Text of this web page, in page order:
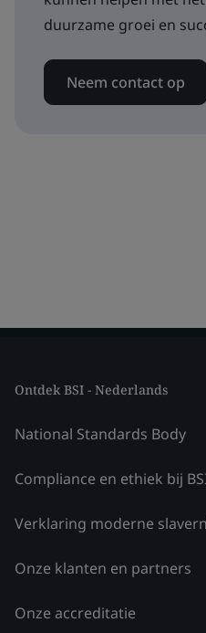
duurzame groei en
Neem contact op
Ontdek BSI - Nederlands
National Standards Body
Compliance en ethiek bij
Verklaring moderne
Onze klanten en partners
Onze accreditatie